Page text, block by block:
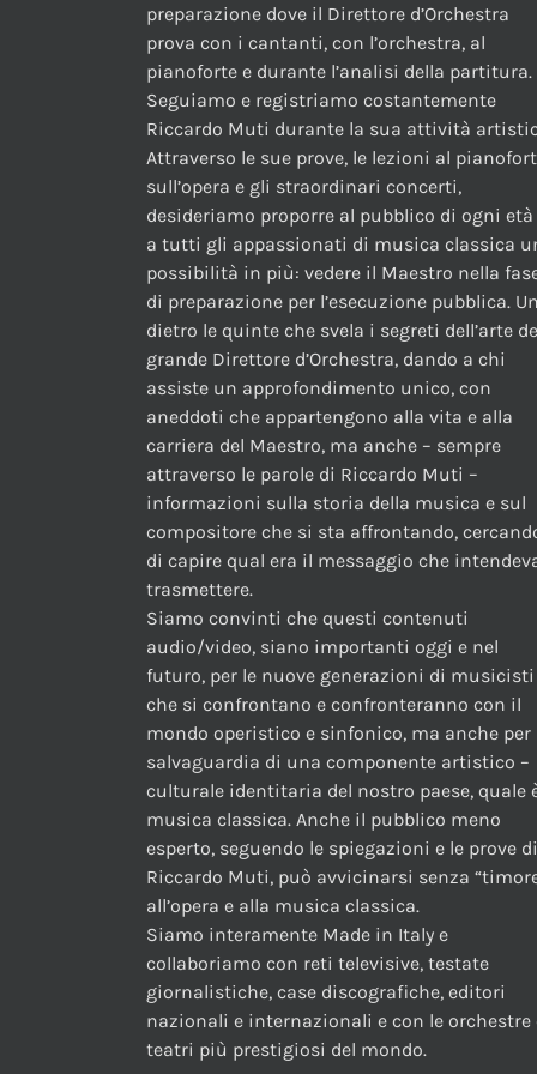
preparazione dove il Direttore d’Orchestra
prova con i cantanti, con l’orchestra, al
pianoforte e durante l’analisi della partitura.
Seguiamo e registriamo costantemente
Riccardo Muti durante la sua attività
Attraverso le sue prove, le lezioni al
sull’opera e gli straordinari concerti,
desideriamo proporre al pubblico di ogni età
a tutti gli appassionati di musica classica
possibilità in più: vedere il Maestro nella
di preparazione per l’esecuzione pubblica. Un
dietro le quinte che svela i segreti dell’arte
grande Direttore d’Orchestra, dando a chi
assiste un approfondimento unico, con
aneddoti che appartengono alla vita e alla
carriera del Maestro, ma anche – sempre
attraverso le parole di Riccardo Muti –
informazioni sulla storia della musica e sul
compositore che si sta affrontando,
di capire qual era il messaggio che
trasmettere.
Siamo convinti che questi contenuti
audio/video, siano importanti oggi e nel
futuro, per le nuove generazioni di musicisti
che si confrontano e confronteranno con il
mondo operistico e sinfonico, ma anche per
salvaguardia di una componente artistico –
culturale identitaria del nostro paese, quale
musica classica. Anche il pubblico meno
esperto, seguendo le spiegazioni e le prove di
Riccardo Muti, può avvicinarsi senza
all’opera e alla musica classica.
Siamo interamente Made in Italy e
collaboriamo con reti televisive, testate
giornalistiche, case discografiche, editori
nazionali e internazionali e con le orchestre
teatri più prestigiosi del mondo.